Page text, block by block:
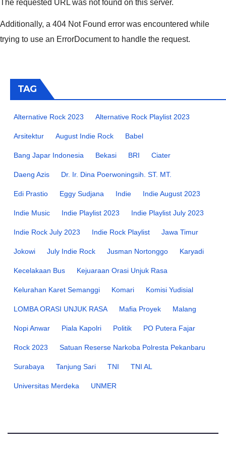
The requested URL was not found on this server.
Additionally, a 404 Not Found error was encountered while
trying to use an ErrorDocument to handle the request.
TAG
Alternative Rock 2023 Alternative Rock Playlist 2023
Arsitektur August Indie Rock Babel
Bang Japar Indonesia Bekasi BRI Ciater
Daeng Azis Dr. Ir. Dina Poerwoningsih. ST. MT.
Edi Prastio Eggy Sudjana Indie Indie August 2023
Indie Music Indie Playlist 2023 Indie Playlist July 2023
Indie Rock July 2023 Indie Rock Playlist Jawa Timur
Jokowi July Indie Rock Jusman Nortonggo Karyadi
Kecelakaan Bus Kejuaraan Orasi Unjuk Rasa
Kelurahan Karet Semanggi Komari Komisi Yudisial
LOMBA ORASI UNJUK RASA Mafia Proyek Malang
Nopi Anwar Piala Kapolri Politik PO Putera Fajar
Rock 2023 Satuan Reserse Narkoba Polresta Pekanbaru
Surabaya Tanjung Sari TNI TNI AL
Universitas Merdeka UNMER